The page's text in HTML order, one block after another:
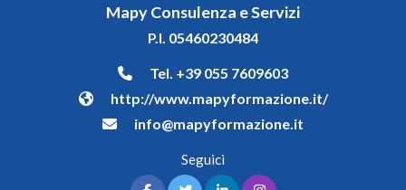
Mapy Consulenza e Servizi
P.I. 05460230484
Tel. +39 055 7609603
http://www.mapyformazione.it/
info@mapyformazione.it
Seguici